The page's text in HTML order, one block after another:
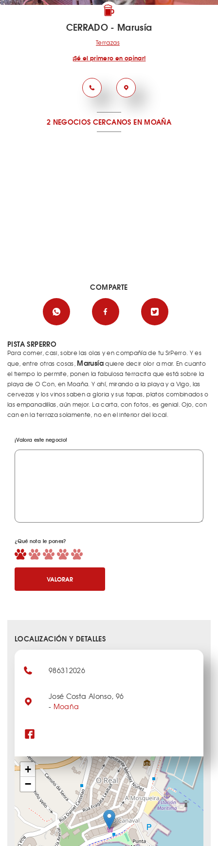
CERRADO - Marusía
Terrazas
¡Sé el primero en opinar!
2 NEGOCIOS CERCANOS EN MOAÑA
PISTA SRPERRO
Para comer, casi, sobre las olas y en compañía de tu SrPerro. Y es
que, entre otras cosas, Marusíaquiere decir olor a mar. En cuanto
el tiempo lo permite, ponen la fabulosa terracita que está sobre la
playa de O Con, en Moaña. Y ahí, mirando a la playa y a Vigo, las
cervezas y los vinos saben a gloria y sus tapas, platos combinados o
las empanadillas, aún mejor. La carta, con fotos, es genial. Ojo, con
can en la terraza solamente, no en el interior del local.
¡Valora este negocio!
¿Qué nota le pones?
VALORAR
COMPARTE
LOCALIZACIÓN Y DETALLES
+
−
986312026
José Costa Alonso, 96
- Moaña